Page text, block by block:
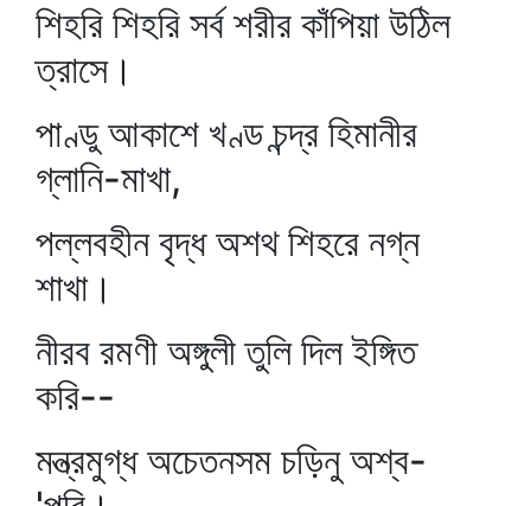
শিহরি শিহরি সর্ব শরীর কাঁপিয়া উঠিল
ত্রাসে।
পাণ্ডু আকাশে খণ্ড চন্দ্র হিমানীর
গ্লানি-মাখা,
পল্লবহীন বৃদ্ধ অশথ শিহরে নগ্ন
শাখা।
নীরব রমণী অঙ্গুলী তুলি দিল ইঙ্গিত
করি--
মন্ত্রমুগ্ধ অচেতনসম চড়িনু অশ্ব-